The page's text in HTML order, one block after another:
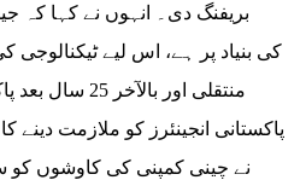
بریفنگ دی۔ انہوں نے کہا کہ
منتقلی اور
پاکستانی انجینئرز کو ملازمت دینے
نے چینی کمپنی کی کاوشوں کو